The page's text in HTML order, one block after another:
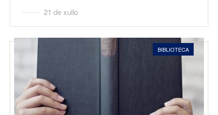
21 de xullo
BIBLIOTECA